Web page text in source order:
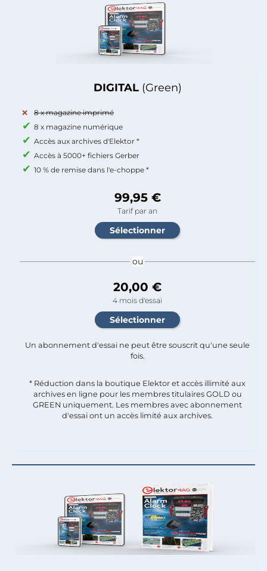
DIGITAL (Green)
8 x magazine imprimé
8 x magazine numérique
Accès aux archives d'Elektor *
Accès à 5000+ fichiers Gerber
10 % de remise dans l'e-choppe *
99,95 €
Tarif par an
ou
20,00 €
4 mois d'essai
Un abonnement d'essai ne peut être souscrit qu'une seule
fois.​
* Réduction dans la boutique Elektor et accès illimité aux
archives en ligne pour les membres titulaires GOLD ou
GREEN uniquement. Les membres avec abonnement
d'essai ont un accès limité aux archives.